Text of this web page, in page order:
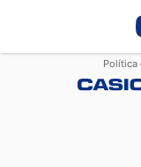
Política